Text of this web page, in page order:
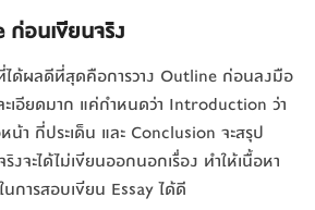
ก่อนเขียนจริง
ได้ผลดีที่สุดคือการวาง Outline ก่อนลงมือ
ะเอียดมาก แค่กำหนดว่า Introduction ว่า
า กี่ประเด็น และ Conclusion จะสรุป
ริงจะได้ไม่เขียนออกนอกเรื่อง ทำให้เนื้อหา
การสอบเขียน Essay ได้ดี